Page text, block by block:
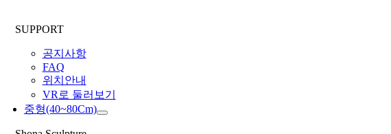
SUPPORT
공지사항
FAQ
위치안내
VR로 둘러보기
중형(40~80Cm)